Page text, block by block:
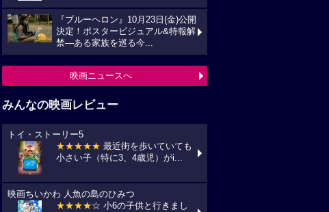
『ブルーヘロン』10月23日(金)公開
決定！ポスタービジュアル&特報解
禁―ある家族を巡る今...
映画ニュースへ
みんなの映画レビュー
トイ・ストーリー5
★★★★★ 最近街を歩いていても
小さい子（特に3、4歳児）がi...
映画ちいかわ 人魚の島のひみつ
★★★★☆ 小6の子供と行きまし